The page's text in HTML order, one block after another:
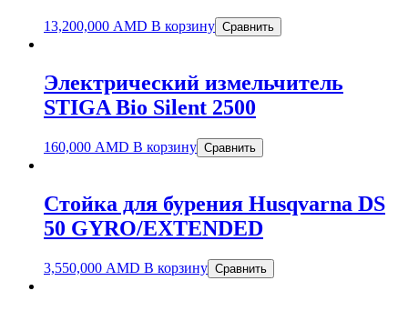
13,200,000 AMD В корзину Сравнить
Электрический измельчитель
STIGA Bio Silent 2500
160,000 AMD В корзину Сравнить
Стойка для бурения Husqvarna DS
50 GYRO/EXTENDED
3,550,000 AMD В корзину Сравнить